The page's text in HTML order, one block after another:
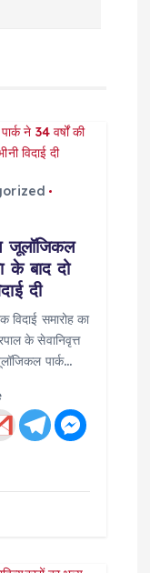
जूलॉजिकल
के बाद दो
दी
समारोह का
के सेवानिवृत्त
पार्क…